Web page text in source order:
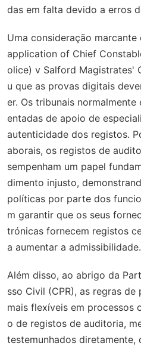
das em falta devido a erros
Uma consideração
application of Chief
olice) v Salford Magistrates'
u que as provas digitais
er. Os tribunais
entadas de apoio de
autenticidade dos registos.
aborais, os registos de
sempenham um papel
dimento injusto,
políticas por parte dos
m garantir que os seus
trónicas fornecem registos
a aumentar a admissibilidade.
Além disso, ao abrigo da
sso Civil (CPR), as regras
mais flexíveis em processos
o de registos de auditoria,
testemunhados diretamente,